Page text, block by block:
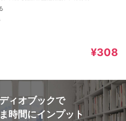
¥308
ィオブックで
時間にインプット